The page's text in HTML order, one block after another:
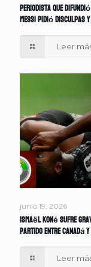
Periodista que
Messi pidió disculpas
Leer
junio 19, 2026
Ismaël Koné sufre
partido entre Canadá
Leer